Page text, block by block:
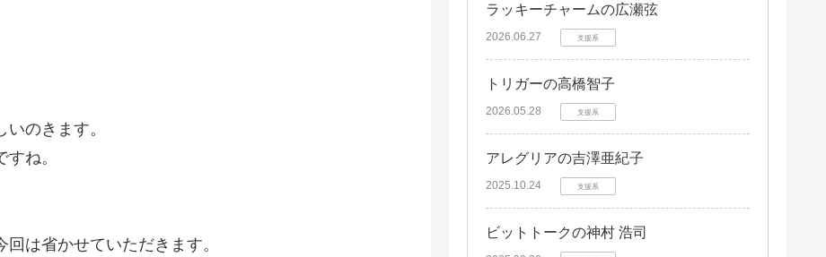
のきます。
ね。
は省かせていただきます。
ラッキーチャームの広瀬弦
2026.06.27 支援系
トリガーの高橋智子
2026.05.28 支援系
アレグリアの吉澤亜紀子
2025.10.24 支援系
ビットトークの神村 浩司